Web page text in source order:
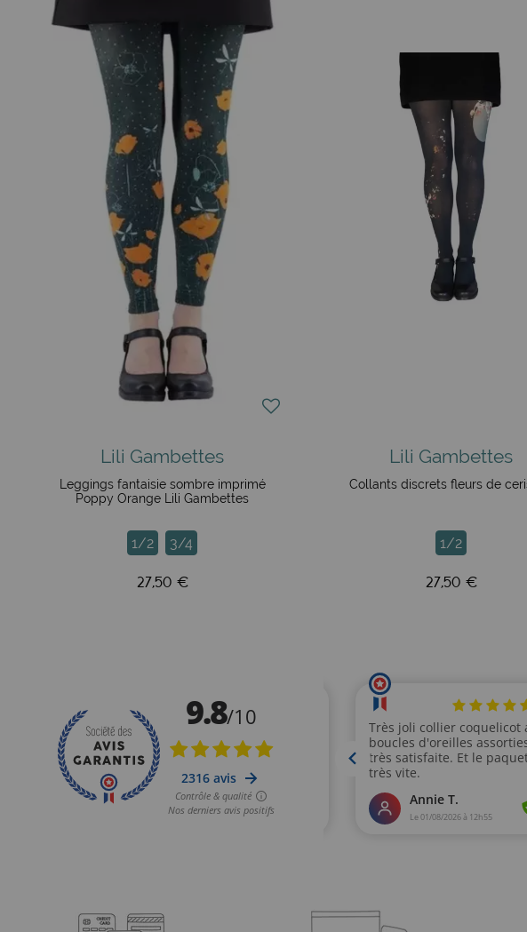
Lili Gambettes
Leggings fantaisie sombre imprimé
Poppy Orange Lili Gambettes
1/2 3/4
27,50 €
Lili Gambettes
Collants discrets fleurs de
1/2
27,50 €